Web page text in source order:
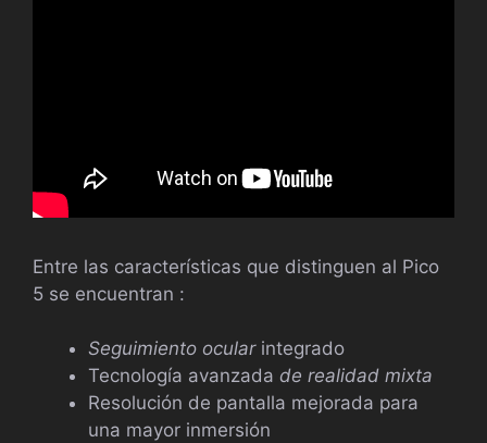
Entre las características que distinguen al Pico
5 se encuentran :
Seguimiento ocularintegrado
Tecnología avanzada de realidad mixta
Resolución de pantalla mejorada para
una mayor inmersión